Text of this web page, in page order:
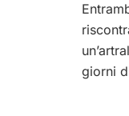
giorni